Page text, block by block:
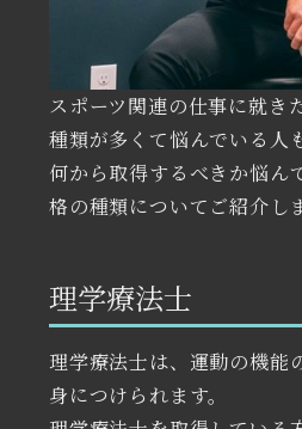
スポーツ関連の仕事に就き
種類が多くて悩んでいる人
何から取得するべきか悩ん
格の種類についてご紹介しま
理学療法士
理学療法士は、運動の機能
身につけられます。